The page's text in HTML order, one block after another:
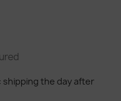
shipping the day after